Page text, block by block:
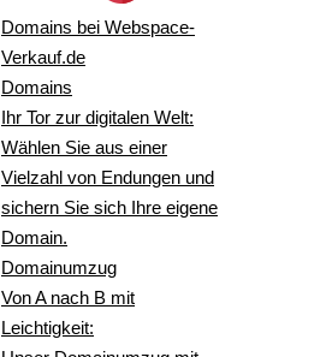
Domains bei Webspace-
Verkauf.de
Domains
Ihr Tor zur digitalen Welt:
Wählen Sie aus einer
Vielzahl von Endungen und
sichern Sie sich Ihre eigene
Domain.
Domainumzug
Von A nach B mit
Leichtigkeit: